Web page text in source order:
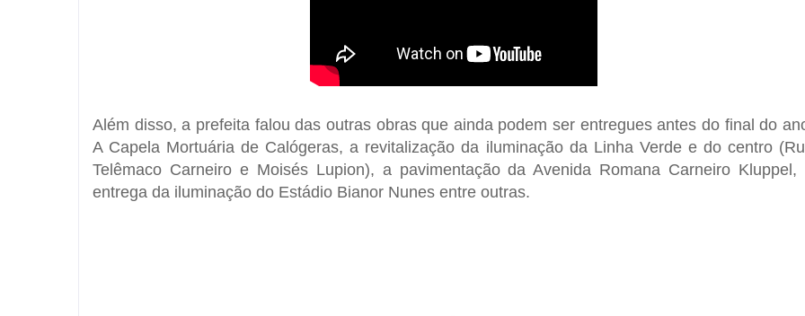
Além disso, a prefeita falou das outras obras que ainda podem ser entregues antes do final do
A Capela Mortuária de Calógeras, a revitalização da iluminação da Linha Verde e do centro
Telêmaco Carneiro e Moisés Lupion), a pavimentação da Avenida Romana Carneiro Kluppel,
entrega da iluminação do Estádio Bianor Nunes entre outras.